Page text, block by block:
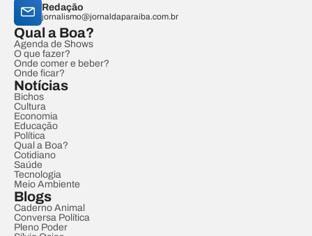
Redação
jornalismo@jornaldaparaiba.com.br
Qual a Boa?
Agenda de Shows
O que fazer?
Onde comer e beber?
Onde ficar?
Notícias
Bichos
Cultura
Economia
Educação
Política
Qual a Boa?
Cotidiano
Saúde
Tecnologia
Meio Ambiente
Blogs
Caderno Animal
Conversa Política
Pleno Poder